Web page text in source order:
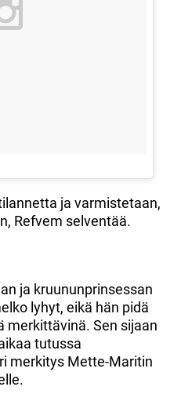
ja varmistetaan,
Refvem selventää.
ja kruununprinsessan
lyhyt, eikä hän pidä
merkittävinä. Sen sijaan
tutussa
merkitys Mette-Maritin